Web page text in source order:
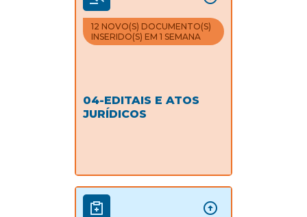
12 NOVO(S) DOCUMENTO(S)
INSERIDO(S) EM 1 SEMANA
04-EDITAIS E ATOS
JURÍDICOS